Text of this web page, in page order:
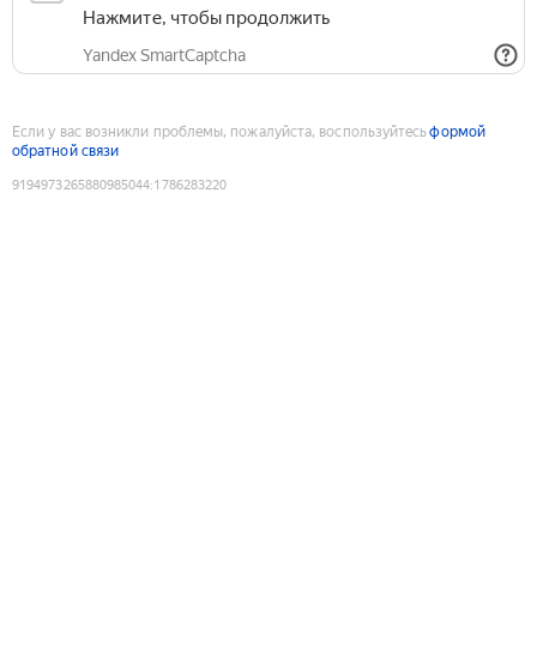
Нажмите, чтобы продолжить
Yandex SmartCaptcha
Если у вас возникли проблемы, пожалуйста, воспользуйтесьформой
обратной связи
9194973265880985044:1786283220